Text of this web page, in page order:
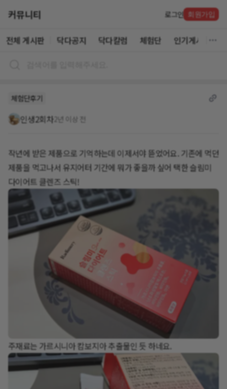
커뮤니티 로그인 회원가입
전체 게시판 닥다공지 닥다칼럼 체험단 인기게시글
체험단후기
인생2회차2년 이상 전
작년에 받은 제품으로 기억하는데 이제서야 뜯었어요. 기존에 먹던
제품을 먹고나서 유지어터 기간에 뭐가 좋을까 싶어 택한 슬림미
다이어트 클렌즈 스틱!
주재료는 가르시니아 캄보지아 추출물인 듯 하네요.